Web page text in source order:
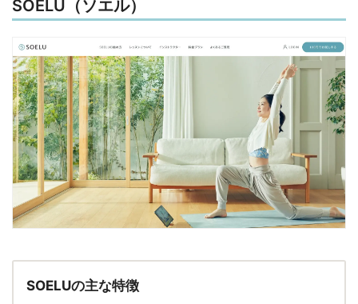
SOELU（ソエル）
SOELUの主な特徴